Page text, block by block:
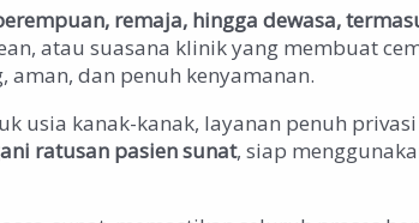
remaja, hingga dewasa,
atau suasana klinik yang membuat
dan penuh kenyamanan.
usia kanak-kanak, layanan penuh
ratusan pasien sunat, siap